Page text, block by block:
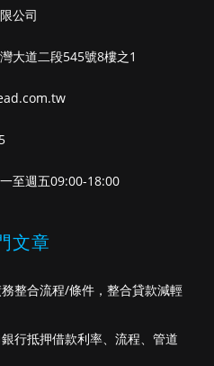
公司
大道二段545號8樓之1
至週五09:00-18:00
文章
整合流程/條件，整合貸款減輕
行抵押借款利率、流程、管道